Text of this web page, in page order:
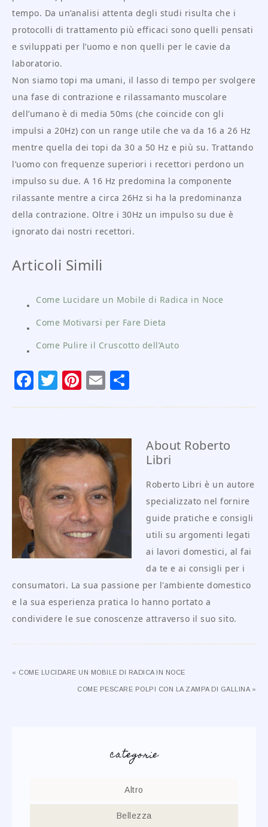
tempo. Da un’analisi attenta degli studi risulta che i
protocolli di trattamento più efficaci sono quelli pensati
e sviluppati per l’uomo e non quelli per le cavie da
laboratorio.
Non siamo topi ma umani, il lasso di tempo per svolgere
una fase di contrazione e rilassamanto muscolare
dell’umano è di media 50ms (che coincide con gli
impulsi a 20Hz) con un range utile che va da 16 a 26 Hz
mentre quella dei topi da 30 a 50 Hz e più su. Trattando
l’uomo con frequenze superiori i recettori perdono un
impulso su due. A 16 Hz predomina la componente
rilassante mentre a circa 26Hz si ha la predominanza
della contrazione. Oltre i 30Hz un impulso su due è
ignorato dai nostri recettori.
Articoli Simili
Come Lucidare un Mobile di Radica in Noce
Come Motivarsi per Fare Dieta
Come Pulire il Cruscotto dell’Auto
Facebook
Twitter
Pinterest
Email
About Roberto
Libri
Roberto Libri è un autore
specializzato nel fornire
guide pratiche e consigli
utili su argomenti legati
ai lavori domestici, al fai
da te e ai consigli per i
consumatori. La sua passione per l'ambiente domestico
e la sua esperienza pratica lo hanno portato a
condividere le sue conoscenze attraverso il suo sito.
« COME LUCIDARE UN MOBILE DI RADICA IN NOCE
COME PESCARE POLPI CON LA ZAMPA DI GALLINA »
categorie
Altro
Bellezza